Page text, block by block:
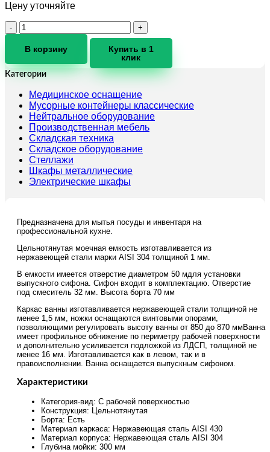
Цену уточняйте
Количество
товара
Ванна
1
секционная
ВМЦР-10/6-
453Б
В корзину
Купить в 1
клик
Категории
Медицинское оснащение
Мусорные контейнеры классические
Нейтральное оборудование
Производственная мебель
Складская техника
Складское оборудование
Стеллажи
Шкафы металлические
Электрические шкафы
Предназначена для мытья посуды и инвентаря на
профессиональной кухне.
Цельнотянутая моечная емкость изготавливается из
нержавеющей стали марки AISI 304 толщиной 1 мм.
В емкости имеется отверстие диаметром 50 мдля установки
выпускного сифона. Сифон входит в комплектацию. Отверстие
под смеситель 32 мм. Высота борта 70 мм
Каркас ванны изготавливается нержавеющей стали толщиной не
менее 1,5 мм, ножки оснащаются винтовыми опорами,
позволяющими регулировать высоту ванны от 850 до 870 ммВанна
имеет профильное обнижение по периметру рабочей поверхности
и дополнительно усиливается подложкой из ЛДСП, толщиной не
менее 16 мм. Изготавливается как в левом, так и в
правоисполнении. Ванна оснащается выпускным сифоном.
Характеристики
Категория-вид: С рабочей поверхностью
Конструкция: Цельнотянутая
Борта: Есть
Материал каркаса: Нержавеющая сталь AISI 430
Материал корпуса: Нержавеющая сталь AISI 304
Глубина мойки: 300 мм